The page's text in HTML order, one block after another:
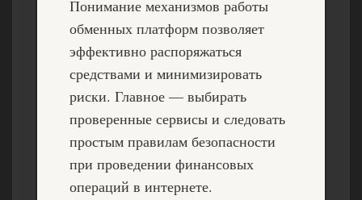
Понимание механизмов работы
обменных платформ позволяет
эффективно распоряжаться
средствами и минимизировать
риски. Главное — выбирать
проверенные сервисы и следовать
простым правилам безопасности
при проведении финансовых
операций в интернете.